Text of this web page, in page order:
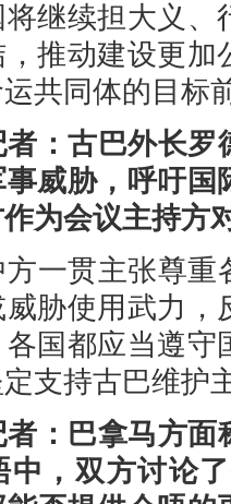
继续担大义
推动建设更
共同体的目标
：古巴外长罗
威胁，呼吁
为会议主持方
一贯主张尊重
胁使用武力
国都应当遵
支持古巴维护
者：巴拿马方
中，双方讨论